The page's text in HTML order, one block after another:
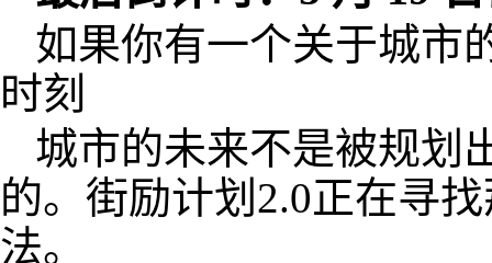
如果你有一个关于城市
时刻
城市的未来不是被规划
的。街励计划2.0正在寻
法。